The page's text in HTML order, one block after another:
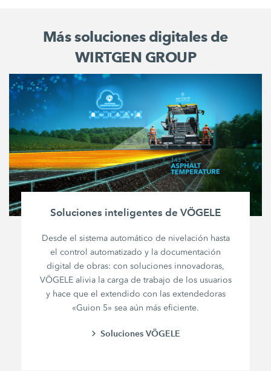
Más soluciones digitales de
WIRTGEN GROUP
Soluciones inteligentes de VÖGELE
Desde el sistema automático de nivelación hasta
el control automatizado y la documentación
digital de obras: con soluciones innovadoras,
VÖGELE alivia la carga de trabajo de los usuarios
y hace que el extendido con las extendedoras
«Guion 5» sea aún más eficiente.
Soluciones VÖGELE